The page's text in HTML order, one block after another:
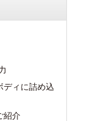
ディに詰め込
紹介